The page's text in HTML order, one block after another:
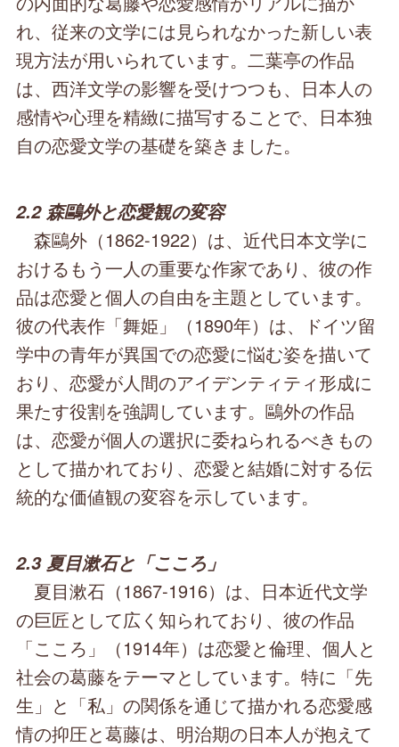
れ、従来の文学には見られなかった新しい表
現方法が用いられています。二葉亭の作品
は、西洋文学の影響を受けつつも、日本人の
感情や心理を精緻に描写することで、日本独
自の恋愛文学の基礎を築きました。
2.2 森鷗外と恋愛観の変容
森鷗外（1862-1922）は、近代日本文学に
おけるもう一人の重要な作家であり、彼の作
品は恋愛と個人の自由を主題としています。
彼の代表作「舞姫」（1890年）は、ドイツ留
学中の青年が異国での恋愛に悩む姿を描いて
おり、恋愛が人間のアイデンティティ形成に
果たす役割を強調しています。鷗外の作品
は、恋愛が個人の選択に委ねられるべきもの
として描かれており、恋愛と結婚に対する伝
統的な価値観の変容を示しています。
2.3 夏目漱石と「こころ」
夏目漱石（1867-1916）は、日本近代文学
の巨匠として広く知られており、彼の作品
「こころ」（1914年）は恋愛と倫理、個人と
社会の葛藤をテーマとしています。特に「先
生」と「私」の関係を通じて描かれる恋愛感
情の抑圧と葛藤は、明治期の日本人が抱えて